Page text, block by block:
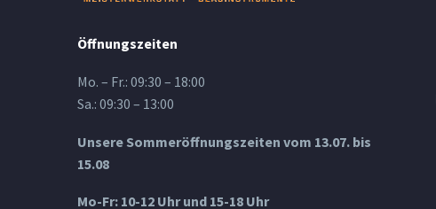
Öffnungszeiten
Mo. – Fr.: 09:30 – 18:00
Sa.: 09:30 – 13:00
Unsere Sommeröffnungszeiten vom 13.07. bis
15.08
Mo-Fr: 10-12 Uhr und 15-18 Uhr